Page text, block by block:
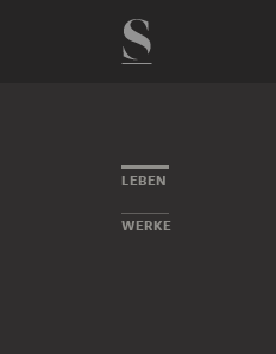
LEBEN
WERKE